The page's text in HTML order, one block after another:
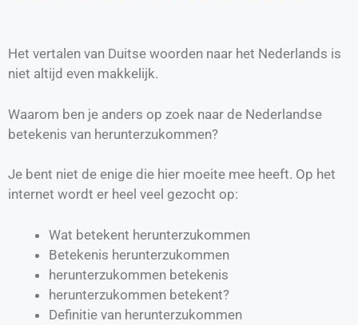
Het vertalen van Duitse woorden naar het Nederlands is
niet altijd even makkelijk.
Waarom ben je anders op zoek naar de Nederlandse
betekenis van herunterzukommen?
Je bent niet de enige die hier moeite mee heeft. Op het
internet wordt er heel veel gezocht op:
Wat betekent herunterzukommen
Betekenis herunterzukommen
herunterzukommen betekenis
herunterzukommen betekent?
Definitie van herunterzukommen